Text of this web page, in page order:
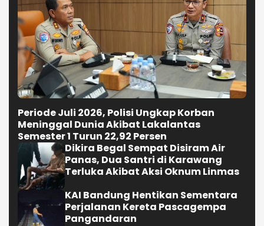
Periode Juli 2026, Polisi Ungkap Korban
Meninggal Dunia Akibat Lakalantas
Semester 1 Turun 22,92 Persen
Dikira Begal Sempat Disiram Air
Panas, Dua Santri di Karawang
Terluka Akibat Aksi Oknum Linmas
KAI Bandung Hentikan Sementara
Perjalanan Kereta Pascagempa
Pangandaran